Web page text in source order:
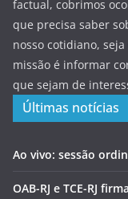
factual, cobrimos
que precisa saber
nosso cotidiano,
missão é informar
que sejam de
Últimas notícias
Ao vivo: sessão
OAB-RJ e TCE-RJ